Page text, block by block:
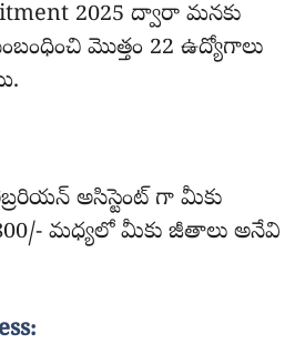
2025 ద్వారా మనకు
మొత్తం 22 ఉద్యోగాలు
అసిస్టెంట్ గా మీకు
మధ్యలో మీకు జీతాలు అనేవి